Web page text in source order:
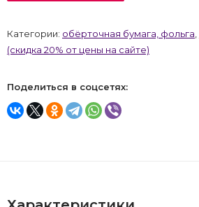
Категории: обёрточная бумага, фольга
(скидка 20% от цены на сайте)
Поделиться в соцсетях: